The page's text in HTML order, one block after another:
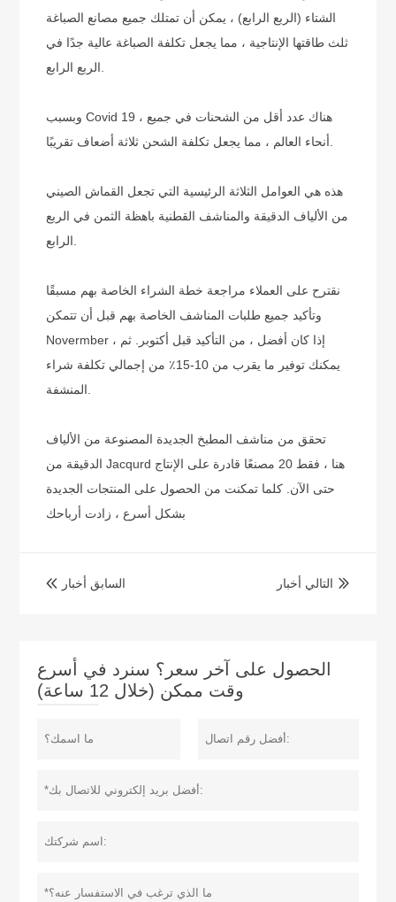
الشتاء (الربع الرابع) ، يمكن أن تمتلك جميع مصانع الصباغة
ثلث طاقتها الإنتاجية ، مما يجعل تكلفة الصباغة عالية جدًا في
وبسبب Covid 19 ، هناك عدد أقل من الشحنات في جميع
هذه هي العوامل الثلاثة الرئيسية التي تجعل القماش الصيني
من الألياف الدقيقة والمناشف القطنية باهظة الثمن في الربع
نقترح على العملاء مراجعة خطة الشراء الخاصة بهم مسبقًا
وتأكيد جميع طلبات المناشف الخاصة بهم قبل أن تتمكن
Novermber ، إذا كان أفضل ، من التأكيد قبل أكتوبر. ثم
يمكنك توفير ما يقرب من 10-15٪ من إجمالي تكلفة شراء
تحقق من مناشف المطبخ الجديدة المصنوعة من الألياف
الدقيقة من Jacqurd
حتى الآن. كلما تمكنت من الحصول على المنتجات الجديدة
بشكل أسرع ، زادت أرباحك
 السابق أخبار  التالي أخبار
الحصول على آخر سعر؟ سنرد في أسرع
وقت ممكن (خلال 12 ساعة)